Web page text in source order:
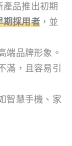
品推出初期
期採用者 ，並
端品牌形象。
滿，且容易引
智慧手機、家